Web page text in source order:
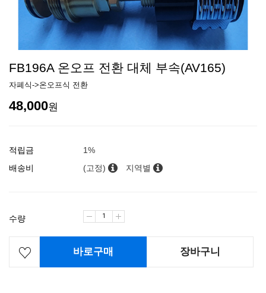
FB196A 온오프 전환 대체 부속(AV165)
자폐식->온오프식 전환
48,000원
적립금
1%
배송비
(고정) 지역별
수량
바로구매 장바구니